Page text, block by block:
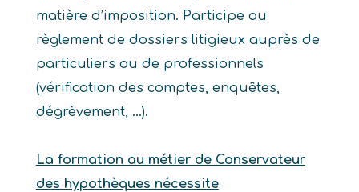
matière d’imposition. Participe au
règlement de dossiers litigieux auprès de
particuliers ou de professionnels
(vérification des comptes, enquêtes,
dégrèvement, …).
La formation au métier de Conservateur
des hypothèques nécessite